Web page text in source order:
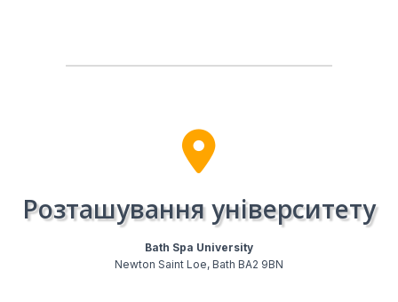
Розташування університету
Bath Spa University​
Newton Saint Loe, Bath BA2 9BN